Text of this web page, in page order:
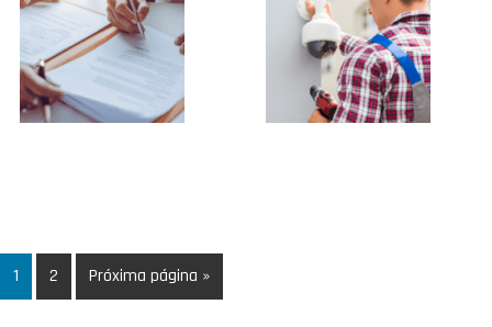
1 2 Próxima página »